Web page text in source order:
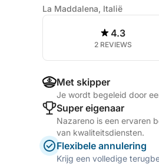
La Maddalena, Italië
4.3
2 REVIEWS
Met skipper
Je wordt begeleid door
Super eigenaar
Nazareno is een ervaren
van kwaliteitsdiensten.
Flexibele annulering
Krijg een volledige